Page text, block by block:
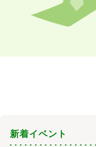
新着イベント